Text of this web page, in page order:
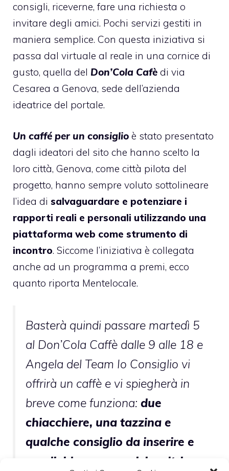
consigli, riceverne, fare una richiesta o
invitare degli amici. Pochi servizi gestiti in
maniera semplice. Con questa iniziativa si
passa dal virtuale al reale in una cornice di
gusto, quella del Don’Cola Cafè di via
Cesarea a Genova, sede dell’azienda
ideatrice del portale.
Un caffé per un consiglio è stato presentato
dagli ideatori del sito che hanno scelto la
loro città, Genova, come città pilota del
progetto, hanno sempre voluto sottolineare
l’idea di salvaguardare e potenziare i
rapporti reali e personali utilizzando una
piattaforma web come strumento di
incontro. Siccome l’iniziativa è collegata
anche ad un programma a premi, ecco
quanto riporta Mentelocale.
Basterà quindi passare martedì 5
al Don’Cola Caffè dalle 9 alle 18 e
Angela del Team Io Consiglio vi
offrirà un caffè e vi spiegherà in
breve come funziona: due
chiacchiere, una tazzina e
qualche consiglio da inserire e
condividere con amici e altri